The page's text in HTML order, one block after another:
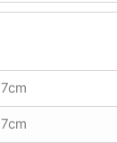
7cm
7cm